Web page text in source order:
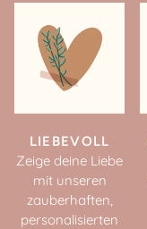
LIEBEVOLL
Zeige deine Liebe
mit unseren
zauberhaften,
personalisierten